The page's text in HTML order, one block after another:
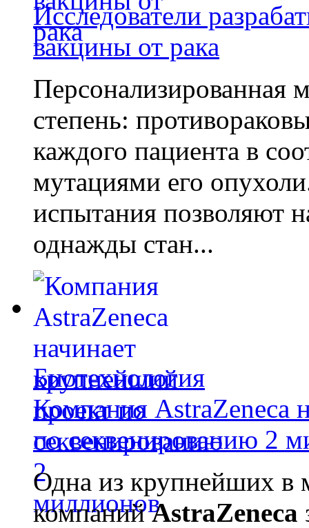
Исследователи
вакцины от рака
Персонализированная
степень:
каждого пациента в
мутациями его
испытания позволяют
однажды стан...
Биотехнология
Компания AstraZeneca
по секвенированию 2
Одна из крупнейших в
компанийAstraZeneca